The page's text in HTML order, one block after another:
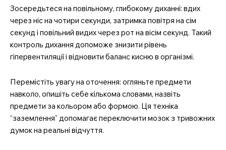
Підписка
Мій акаунт
Медичні книги
Зосередьтеся на повільному, глибокому диханні: вдих
через ніс на чотири секунди, затримка повітря на сім
секунд і повільний видих через рот на вісім секунд. Такий
контроль дихання допоможе знизити рівень
гіпервентиляції і відновити баланс кисню в організмі.
Перемістіть увагу на оточення: огляньте предмети
навколо, опишіть себе кількома словами, назвіть
предмети за кольором або формою. Ця техніка
“заземлення” допомагає переключити мозок з тривожних
думок на реальні відчуття.